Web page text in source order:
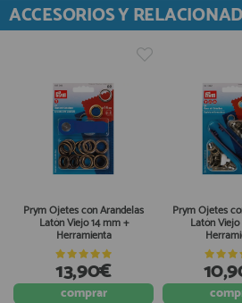
ACCESORIOS Y
Prym Ojetes con Arandelas
Latón Viejo 14 mm +
Herramienta
13,90€
comprar
Prym Ojetes
Latón